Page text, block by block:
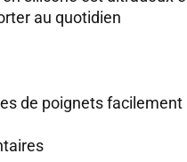
au quotidien
de poignets facilement